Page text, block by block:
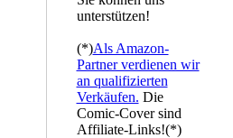
unterstützen!
(*)Als Amazon-
Partner verdienen wir
an qualifizierten
Verkäufen. Die
Comic-Cover sind
Affiliate-Links!(*)